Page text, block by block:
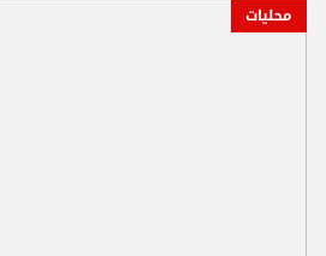
محليات